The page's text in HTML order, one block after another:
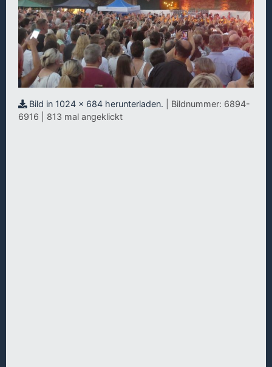
Bild in 1024 x 684 herunterladen.
| Bildnummer: 6894-
6916 | 813 mal angeklickt